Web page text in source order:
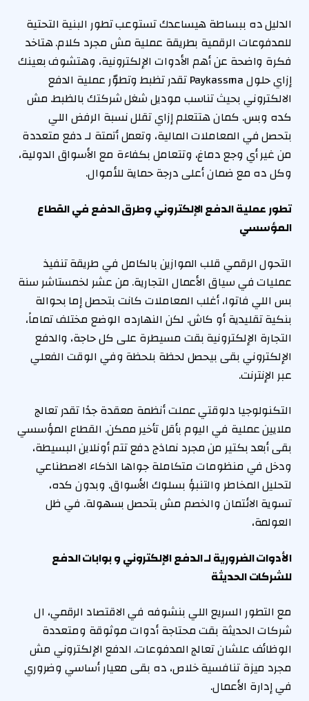
الدليل ده ببساطة هيساعدك تستوعب تطور البنية التحتية
للمدفوعات الرقمية بطريقة عملية مش مجرد كلام. هتاخد
فكرة واضحة عن أهم الأدوات الإلكترونية، وهتشوف بعينك
إزاي حلول Paykassma تقدر تظبط وتطوّر عملية الدفع
الالكتروني بحيث تناسب موديل شغل شركتك بالظبط. مش
كده وبس. كمان هتتعلم إزاي تقلل نسبة الرفض اللي
بتحصل في المعاملات المالية، وتعمل أتمتة لـ دفع متعددة
من غير أي وجع دماغ، وتتعامل بكفاءة مع الأسواق الدولية،
وكل ده مع ضمان أعلى درجة حماية للأموال.
تطور عملية الدفع الإلكتروني وطرق الدفع في القطاع
المؤسسي
التحول الرقمي قلب الموازين بالكامل في طريقة تنفيذ
عمليات في سياق الأعمال التجارية. من عشر لخمستاشر سنة
بس اللي فاتوا، أغلب المعاملات كانت بتحصل إما بحوالة
بنكية تقليدية أو كاش. لكن النهارده الوضع مختلف تماماً،
التجارة الإلكترونية بقت مسيطرة على كل حاجة، والدفع
الإلكتروني بقى بيحصل لحظة بلحظة وفي الوقت الفعلي
عبر الإنترنت.
التكنولوجيا دلوقتي عملت أنظمة معقدة جدًا تقدر تعالج
ملايين عملية في اليوم بأقل تأخير ممكن. القطاع المؤسسي
بقى أبعد بكتير من مجرد نماذج دفع تتم أونلاين البسيطة،
ودخل في منظومات متكاملة جواها الذكاء الاصطناعي
لتحليل المخاطر والتنبؤ بسلوك الأسواق. وبدون كده،
تسوية الائتمان والخصم مش بتحصل بسهولة. في ظل
العولمة،
الأدوات الضرورية لـ الدفع الإلكتروني و بوابات الدفع
للشركات الحديثة
مع التطور السريع اللي بنشوفه في الاقتصاد الرقمي، ال
شركات الحديثة بقت محتاجة أدوات موثوقة ومتعددة
الوظائف علشان تعالج المدفوعات. الدفع الإلكتروني مش
مجرد ميزة تنافسية خلاص، ده بقى معيار أساسي وضروري
في إدارة الأعمال.